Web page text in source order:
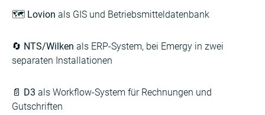
🗺️ Lovion als GIS und Betriebsmitteldatenbank
🔄 NTS/Wilken als ERP-System, bei Emergy in zwei
separaten Installationen
📄 D3 als Workflow-System für Rechnungen und
Gutschriften